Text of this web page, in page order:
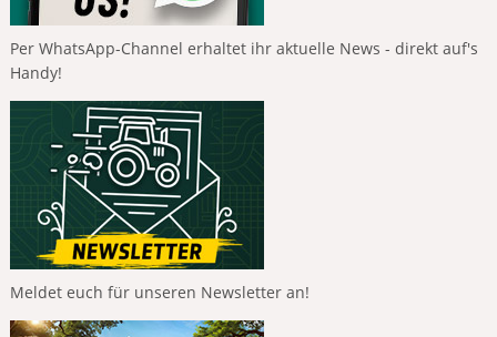
Per WhatsApp-Channel erhaltet ihr aktuelle News - direkt auf's
Handy!
Meldet euch für unseren Newsletter an!